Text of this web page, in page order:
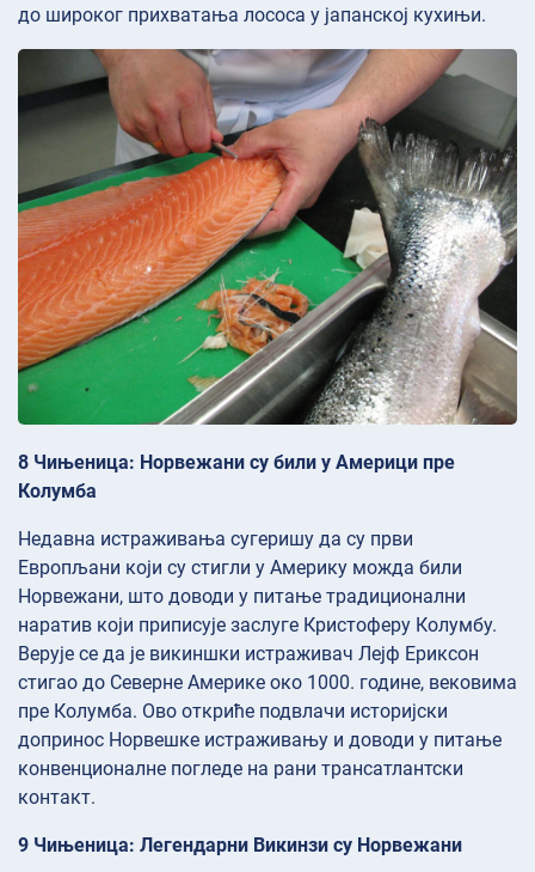
до широког прихватања лососа у јапанској кухињи.
8 Чињеница: Норвежани су били у Америци пре
Колумба
Недавна истраживања сугеришу да су први
Европљани који су стигли у Америку можда били
Норвежани, што доводи у питање традиционални
наратив који приписује заслуге Кристоферу Колумбу.
Верује се да је викиншки истраживач Лејф Ериксон
стигао до Северне Америке око 1000. године, вековима
пре Колумба. Ово откриће подвлачи историјски
допринос Норвешке истраживању и доводи у питање
конвенционалне погледе на рани трансатлантски
контакт.
9 Чињеница: Легендарни Викинзи су Норвежани